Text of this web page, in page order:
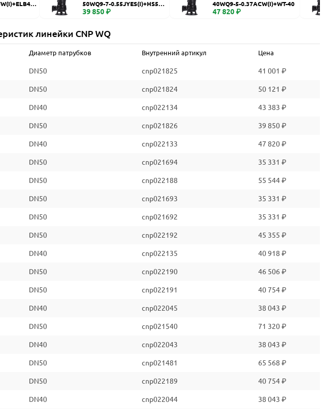
50WQ9-7-0.55JYES(I)+HS50
WQ
39 850 ₽
40WQ9-5-0.37ACW(I)+WT-40
47 820 ₽
линейки CNP WQ
Диаметр патрубков Внутренний артикул Цена
DN50 cnp021825 41 001 ₽
DN50 cnp021824 50 121 ₽
DN40 cnp022134 43 383 ₽
DN50 cnp021826 39 850 ₽
DN40 cnp022133 47 820 ₽
DN50 cnp021694 35 331 ₽
DN50 cnp022188 55 544 ₽
DN50 cnp021693 35 331 ₽
DN50 cnp021692 35 331 ₽
DN50 cnp022192 45 355 ₽
DN40 cnp022135 40 918 ₽
DN50 cnp022190 46 506 ₽
DN50 cnp022191 40 754 ₽
DN40 cnp022045 38 043 ₽
DN50 cnp021540 71 320 ₽
DN40 cnp022043 38 043 ₽
DN50 cnp021481 65 568 ₽
DN50 cnp022189 40 754 ₽
DN40 cnp022044 38 043 ₽